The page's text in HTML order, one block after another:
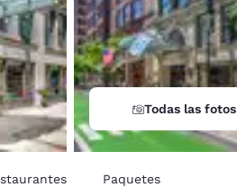
Todas las fotos
Paquetes